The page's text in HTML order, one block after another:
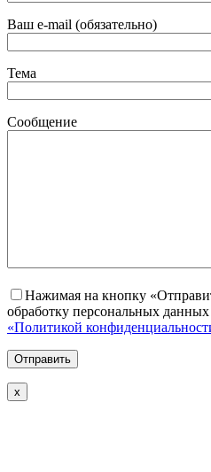
Ваш e-mail (обязательно)
Тема
Сообщение
Нажимая на кнопку
обработку персональных данных
«Политикой
х